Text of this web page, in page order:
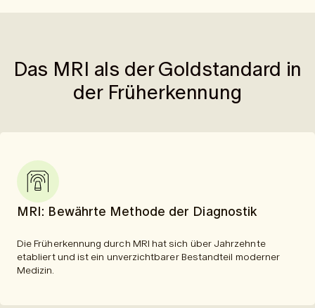
Das MRI als der Goldstandard in
der Früherkennung
MRI: Bewährte Methode der Diagnostik
Die Früherkennung durch MRI hat sich über Jahrzehnte
etabliert und ist ein unverzichtbarer Bestandteil moderner
Medizin.